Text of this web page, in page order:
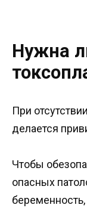
Нужна
При
делается
Чтобы
опасных